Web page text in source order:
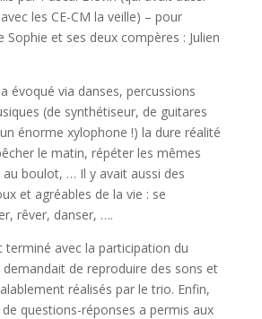
les CE-CM la veille) – pour
Sophie et ses deux compères : Julien
évoqué via danses, percussions
(de synthétiseur, de guitares
énorme xylophone !) la dure réalité
le matin, répéter les mêmes
boulot, … Il y avait aussi des
et agréables de la vie : se
rêver, danser, ….
terminé avec la participation du
de reproduire des sons et
réalisés par le trio. Enfin,
questions-réponses a permis aux